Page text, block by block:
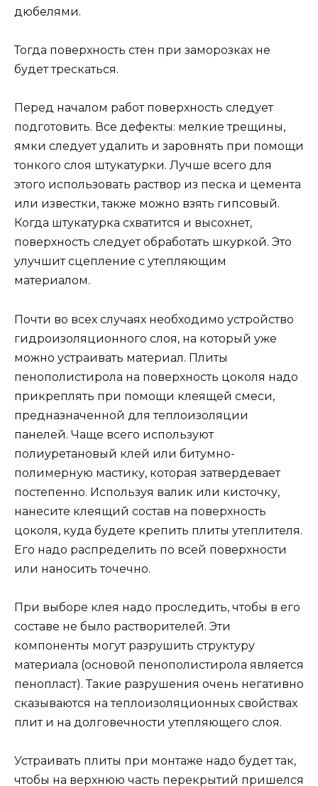
дюбелями.
Тогда поверхность стен при заморозках не
будет трескаться.
Перед началом работ поверхность следует
подготовить. Все дефекты: мелкие трещины,
ямки следует удалить и заровнять при помощи
тонкого слоя штукатурки. Лучше всего для
этого использовать раствор из песка и цемента
или известки, также можно взять гипсовый.
Когда штукатурка схватится и высохнет,
поверхность следует обработать шкуркой. Это
улучшит сцепление с утепляющим
материалом.
Почти во всех случаях необходимо устройство
гидроизоляционного слоя, на который уже
можно устраивать материал. Плиты
пенополистирола на поверхность цоколя надо
прикреплять при помощи клеящей смеси,
предназначенной для теплоизоляции
панелей. Чаще всего используют
полиуретановый клей или битумно-
полимерную мастику, которая затвердевает
постепенно. Используя валик или кисточку,
нанесите клеящий состав на поверхность
цоколя, куда будете крепить плиты утеплителя.
Его надо распределить по всей поверхности
или наносить точечно.
При выборе клея надо проследить, чтобы в его
составе не было растворителей. Эти
компоненты могут разрушить структуру
материала (основой пенополистирола является
пенопласт). Такие разрушения очень негативно
сказываются на теплоизоляционных свойствах
плит и на долговечности утепляющего слоя.
Устраивать плиты при монтаже надо будет так,
чтобы на верхнюю часть перекрытий пришелся